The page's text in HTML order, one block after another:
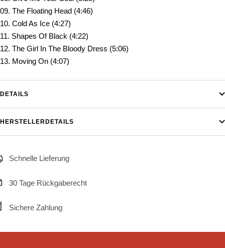
09. The Floating Head (4:46)
10. Cold As Ice (4:27)
11. Shapes Of Black (4:22)
12. The Girl In The Bloody Dress (5:06)
13. Moving On (4:07)
DETAILS
HERSTELLERDETAILS
Schnelle Lieferung
30 Tage Rückgaberecht
Sichere Zahlung